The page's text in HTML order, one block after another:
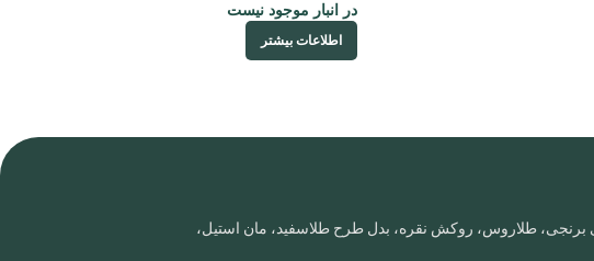
در انبار موجود نیست
اطلاعات بیشتر
برنجی، طلاروس، روکش نقره، بدل طرح طلاسفید، مان استیل،